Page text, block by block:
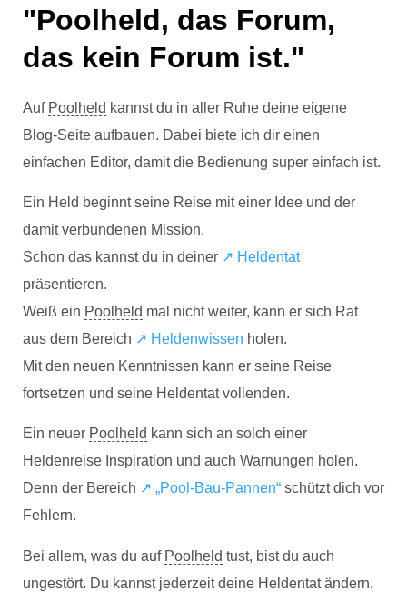
"Poolheld, das Forum,
das kein Forum ist."
Auf Poolheld kannst du in aller Ruhe deine eigene
Blog-Seite aufbauen. Dabei biete ich dir einen
einfachen Editor, damit die Bedienung super einfach ist.
Ein Held beginnt seine Reise mit einer Idee und der
damit verbundenen Mission.
Schon das kannst du in deiner ↗️ Heldentat
präsentieren.
Weiß ein Poolheld mal nicht weiter, kann er sich Rat
aus dem Bereich ↗️ Heldenwissen holen.
Mit den neuen Kenntnissen kann er seine Reise
fortsetzen und seine Heldentat vollenden.
Ein neuer Poolheld kann sich an solch einer
Heldenreise Inspiration und auch Warnungen holen.
Denn der Bereich ↗️ „Pool-Bau-Pannen“ schützt dich vor
Fehlern.
Bei allem, was du auf Poolheld tust, bist du auch
ungestört. Du kannst jederzeit deine Heldentat ändern,